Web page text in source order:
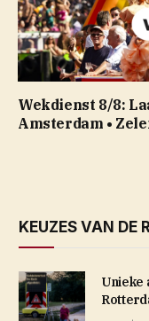
Wekdienst 8/8:
Amsterdam •
KEUZES VAN DE
Unieke